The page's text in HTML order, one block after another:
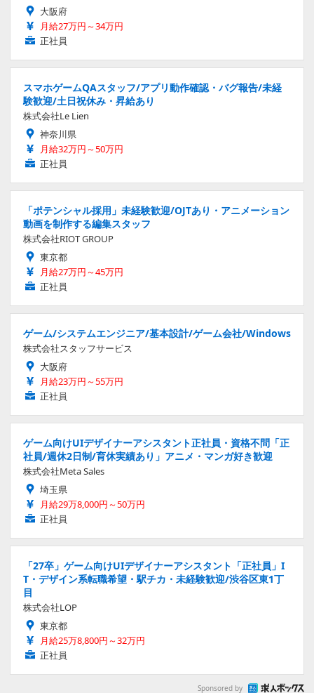
大阪府
月給27万円～34万円
正社員
スマホゲームQAスタッフ/アプリ動作確認・バグ報告/未経
験歓迎/土日祝休み・昇給あり
株式会社Le Lien
神奈川県
月給32万円～50万円
正社員
「ポテンシャル採用」未経験歓迎/OJTあり・アニメーション
動画を制作する編集スタッフ
株式会社RIOT GROUP
東京都
月給27万円～45万円
正社員
ゲーム/システムエンジニア/基本設計/ゲーム会社/Windows
株式会社スタッフサービス
大阪府
月給23万円～55万円
正社員
ゲーム向けUIデザイナーアシスタント正社員・資格不問「正
社員/週休2日制/育休実績あり」アニメ・マンガ好き歓迎
株式会社Meta Sales
埼玉県
月給29万8,000円～50万円
正社員
「27卒」ゲーム向けUIデザイナーアシスタント「正社員」I
T・デザイン系転職希望・駅チカ・未経験歓迎/渋谷区東1丁
目
株式会社LOP
東京都
月給25万8,800円～32万円
正社員
Sponsored by